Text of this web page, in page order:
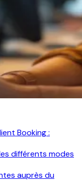
Booking :
différents modes
auprès du